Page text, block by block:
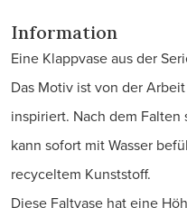
Information
Eine Klappvase aus der
Das Motiv ist von der
inspiriert. Nach dem
kann sofort mit Wasser
recyceltem Kunststoff.
Diese Faltvase hat eine